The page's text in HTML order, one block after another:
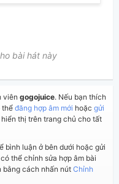
bài hát này
viên gogojuice. Nếu bạn thích
thểđăng hợp âm mới hoặc gửi
thị trên trang chủ cho tất
bình luận ở bên dưới hoặc gửi
thể chỉnh sửa hợp âm bài
bằng cách nhấn nút Chỉnh